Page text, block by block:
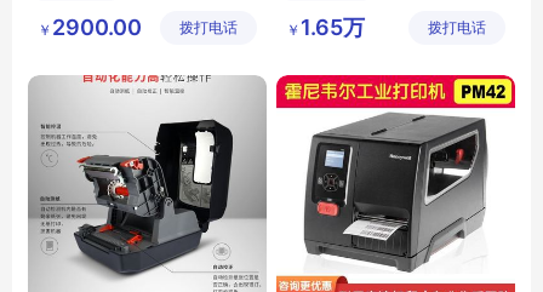
条码打印机
3140打印机
有限公司
￥ 2900.00 拨打电话
RFID条码打印机
SATO打印机
技术有限
￥ 1.65万 拨打电话